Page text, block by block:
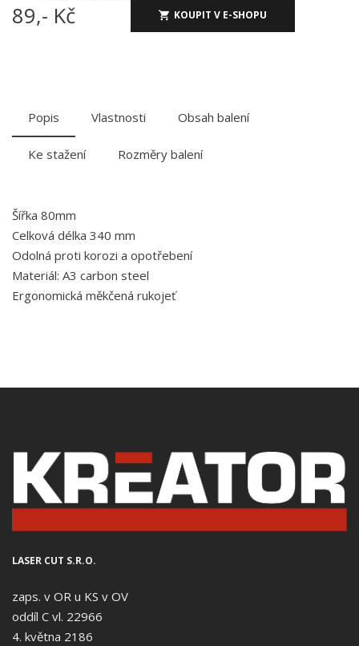
89,- Kč KOUPIT V E-SHOPU
Popis Vlastnosti Obsah balení
Ke stažení Rozměry balení
Šířka 80mm
Celková délka 340 mm
Odolná proti korozi a opotřebení
Materiál: A3 carbon steel
Ergonomická měkčená rukojeť
LASER CUT S.R.O.
zaps. v OR u KS v OV
oddíl C vl. 22966
4. května 2186